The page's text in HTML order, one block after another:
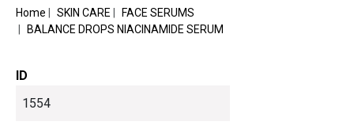
BREADCRUMB
Home SKIN CARE
FACE SERUMS
BALANCE DROPS NIACINAMIDE SERUM
ID